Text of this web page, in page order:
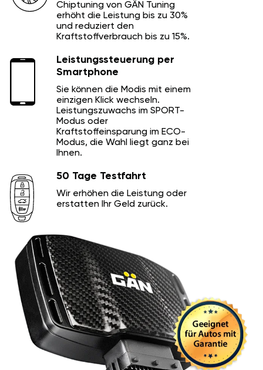
Chiptuning von GÄN Tuning
erhöht die Leistung bis zu 30%
und reduziert den
Kraftstoffverbrauch bis zu 15%.
Leistungssteuerung per
Smartphone
Sie können die Modis mit einem
einzigen Klick wechseln.
Leistungszuwachs im SPORT-
Modus oder
Kraftstoffeinsparung im ECO-
Modus, die Wahl liegt ganz bei
Ihnen.
50 Tage Testfahrt
Wir erhöhen die Leistung oder
erstatten Ihr Geld zurück.